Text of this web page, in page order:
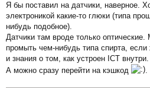
о
о
б
щ
е
н
и
Я бы поставил на датчики, наверное.
электроникой какие-то глюки (типа
нибудь подобное).
Датчики там вроде только
промыть чем-нибудь типа спирта,
и знания о том, как устроен ICT внутри.
А можно сразу перейти на кэшкод
.